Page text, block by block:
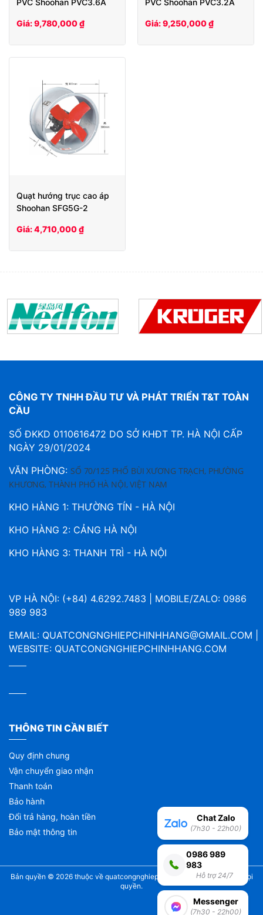
PVC Shoohan PVC3.6A
Giá: 9,780,000 ₫
PVC Shoohan PVC3.2A
Giá: 9,250,000 ₫
Quạt hướng trục cao áp
Shoohan SFG5G-2
Giá: 4,710,000 ₫
CÔNG TY TNHH ĐẦU TƯ VÀ PHÁT TRIỂN T&T TOÀN
CẦU
SỐ ĐKKD 0110616472 DO SỞ KHĐT TP. HÀ NỘI CẤP
NGÀY 29/01/2024
VĂN PHÒNG: SỐ 70/125 PHỐ BÙI XƯƠNG TRẠCH, PHƯỜNG
KHƯƠNG, THÀNH PHỐ HÀ NỘI, VIỆT NAM
KHO HÀNG 1: THƯỜNG TÍN - HÀ NỘI
KHO HÀNG 2: CẢNG HÀ NỘI
KHO HÀNG 3: THANH TRÌ - HÀ NỘI
VP HÀ NỘI: (+84) 4.6292.7483 | MOBILE/ZALO: 0986
989 983
EMAIL: QUATCONGNGHIEPCHINHHANG@GMAIL.COM
WEBSITE: QUATCONGNGHIEPCHINHHANG.COM
THÔNG TIN CẦN BIẾT
Quy định chung
Vận chuyển giao nhận
Thanh toán
Bảo hành
Đổi trả hàng, hoàn tiền
Bảo mật thông tin
Bản quyền © 2026 thuộc về quatcongnghiepchinhhang.com| Bảo lưu mọi
quyền.
Chat Zalo
(7h30 - 22h00)
0986 989
983
Hỗ trợ 24/7
Messenger
(7h30 - 22h00)